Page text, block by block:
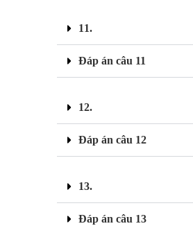
11.
Đáp án câu 11
12.
Đáp án câu 12
13.
Đáp án câu 13